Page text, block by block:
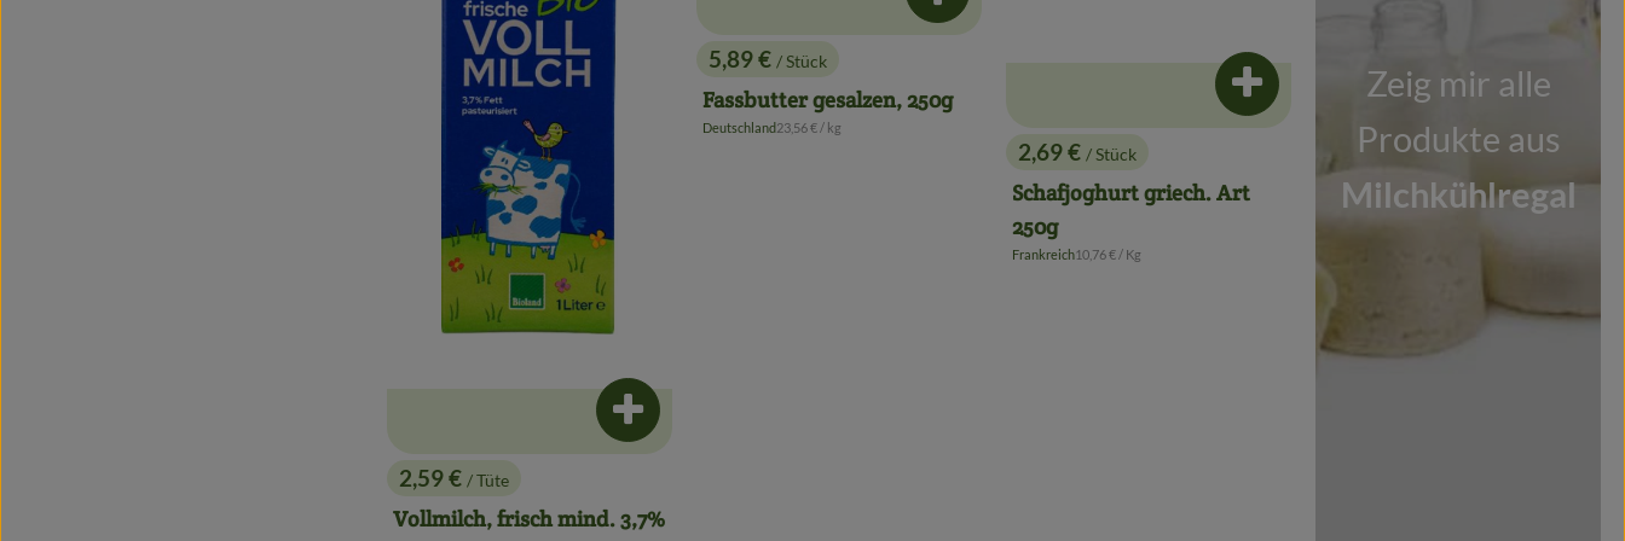
, Preis:
2,59 € / Tüte
Vollmilch, frisch mind. 3,7%
Produkt zum Warenkorb hinzufügen
, Preis:
5,89 € / Stück
Fassbutter gesalzen, 250g
, Herkunft:
Deutschland, Referenzpreis:
23,56 €/ kg
, Preis:
2,69 € / Stück
Schafjoghurt griech. Art
250g
, Herkunft:
Frankreich, Referenzpreis:
10,76 €/ Kg
Produkt zum Warenkorb hinzufügen
Zeig mir alle
Produkte aus
Milchkühlregal